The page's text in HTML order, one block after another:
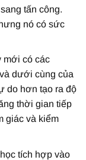
tấn công.
nó có sức
mới có các
dưới cùng của
do hơn tạo ra độ
thời gian tiếp
giác và kiểm
tích hợp vào